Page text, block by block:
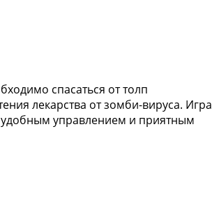
спасаться от толп
лекарства от зомби-вируса. Игра
управлением и приятным